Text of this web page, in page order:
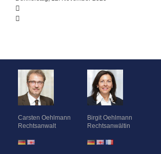
Carsten Oehlmann
Rechtsanwalt
Birgit Oehlmann
Rechtsanwältin